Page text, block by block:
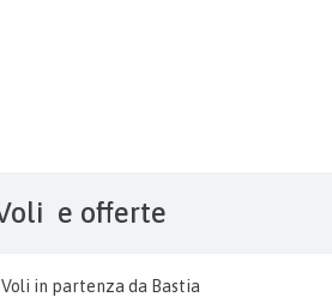
Voli e offerte
Voli in partenza da Bastia